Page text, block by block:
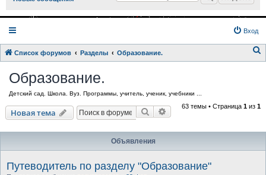
Вход
Список форумов Разделы Образование.
Образование.
Детский сад. Школа. Вуз. Программы, учитель, ученик, учебники ...
Новая тема Поиск Расширенный поиск
63 темы • Страница 1 из 1
Объявления
Путеводитель по разделу "Образование"